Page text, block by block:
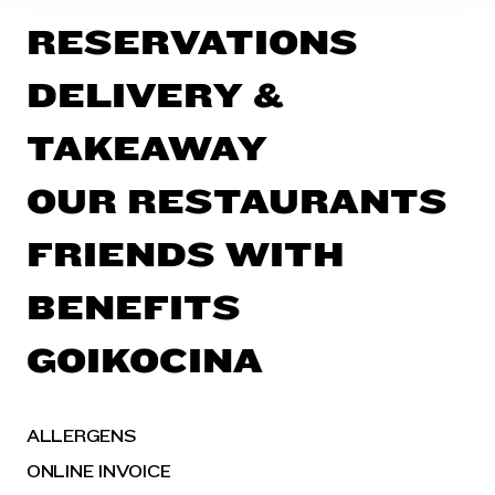
RESERVATIONS
DELIVERY &
TAKEAWAY
OUR RESTAURANTS
FRIENDS WITH
BENEFITS
GOIKOCINA
ALLERGENS
ONLINE INVOICE